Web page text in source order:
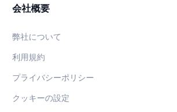
会社概要
弊社について
利用規約
プライバシーポリシー
クッキーの設定